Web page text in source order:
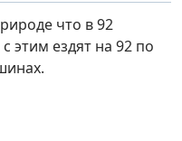
что в 92
этим ездят на 92 по